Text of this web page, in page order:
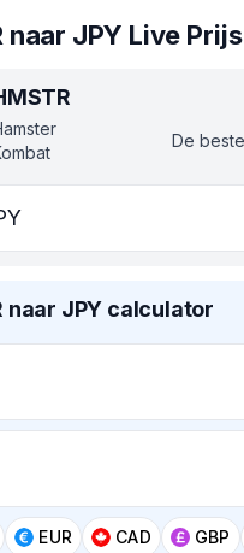
naar JPY Live
De
naar JPY calculator
EUR CAD GBP